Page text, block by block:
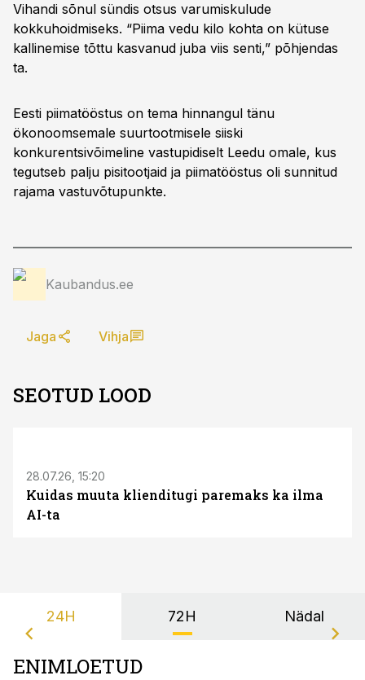
Vihandi sõnul sündis otsus varumiskulude
kokkuhoidmiseks. “Piima vedu kilo kohta on kütuse
kallinemise tõttu kasvanud juba viis senti,” põhjendas
ta.
Eesti piimatööstus on tema hinnangul tänu
ökonoomsemale suurtootmisele siiski
konkurentsivõimeline vastupidiselt Leedu omale, kus
tegutseb palju pisitootjaid ja piimatööstus oli sunnitud
rajama vastuvõtupunkte.
Kaubandus.ee
Jaga Vihja
SEOTUD LOOD
28.07.26, 15:20
Kuidas muuta klienditugi paremaks ka ilma
AI-ta
24H 72H Nädal
ENIMLOETUD